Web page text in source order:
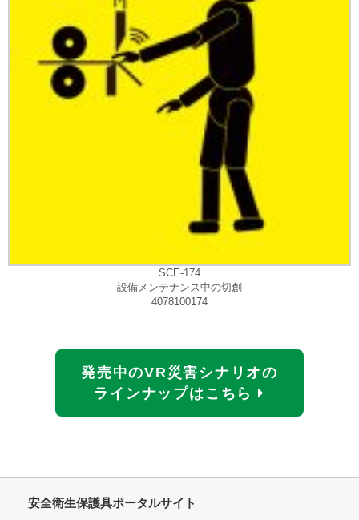
SCE-174
設備メンテナンス中の切創
4078100174
発売中のVR災害シナリオの
ラインナップはこちら
安全衛生保護具ポータルサイト